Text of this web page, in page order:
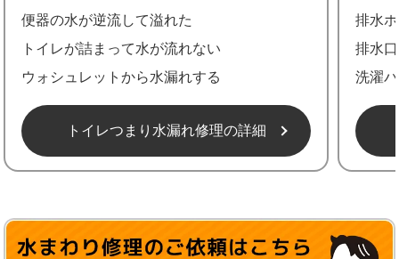
便器の水が逆流して溢れた
トイレが詰まって水が流れない
ウォシュレットから水漏れする
トイレつまり水漏れ修理の詳細
排水
排水
洗濯